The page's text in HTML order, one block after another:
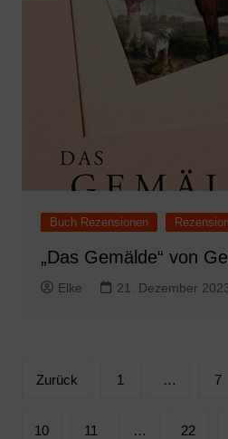
Buch Rezensionen
„Das Gemälde“ von
Elke 21. Dezember
Seitennummerierung
Beiträge
Zurück 1 … 7
10 11 … 22